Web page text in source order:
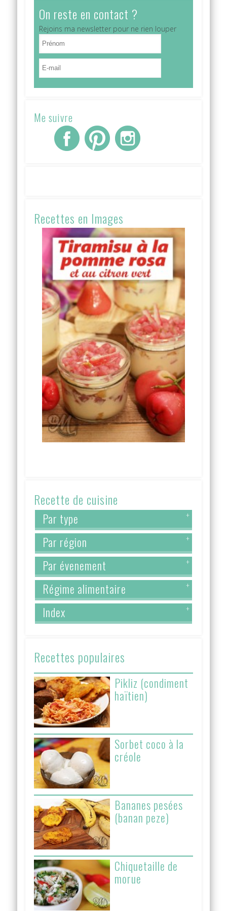
On reste en contact ?
Rejoins ma newsletter pour ne rien louper
Me suivre
Recettes en Images
Recette de cuisine
Par type +
Par région +
Par évenement +
Régime alimentaire +
Index +
Recettes populaires
Pikliz (condiment
haïtien)
Sorbet coco à la
créole
Bananes pesées
(banan peze)
Chiquetaille de
morue